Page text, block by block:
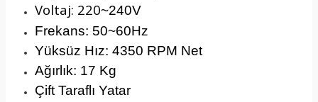
Voltaj: 220~240V
Frekans: 50~60Hz
Yüksüz Hız: 4350 RPM Net
Ağırlık: 17 Kg
Çift Taraflı Yatar